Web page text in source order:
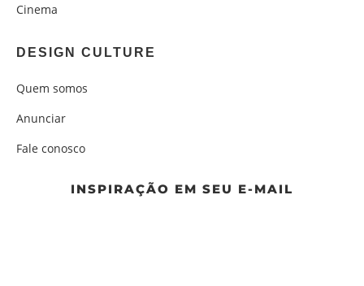
Cinema
DESIGN CULTURE
Quem somos
Anunciar
Fale conosco
INSPIRAÇÃO EM SEU E-MAIL